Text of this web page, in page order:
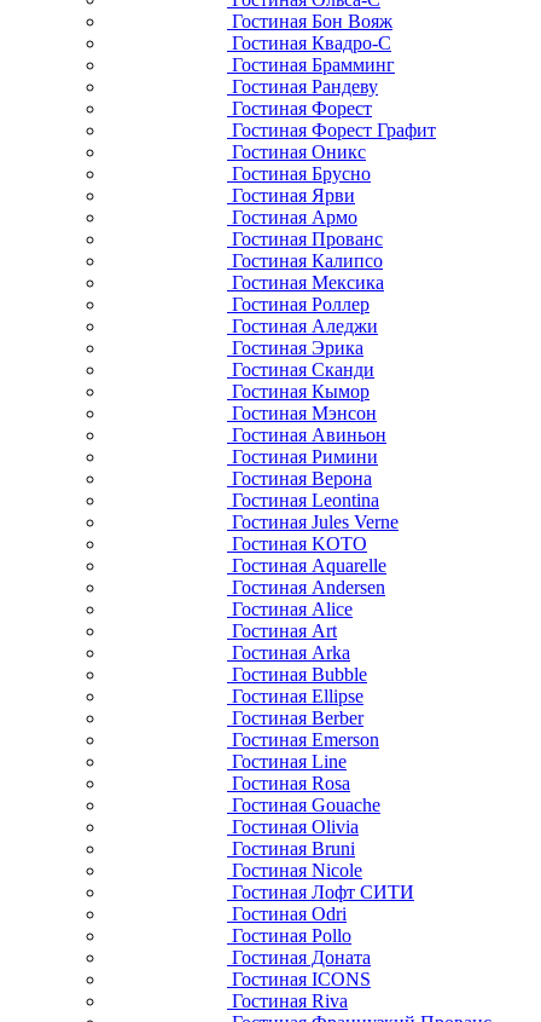
Гостиная Бон Вояж
Гостиная Квадро-С
Гостиная Брамминг
Гостиная Рандеву
Гостиная Форест
Гостиная Форест Графит
Гостиная Оникс
Гостиная Брусно
Гостиная Ярви
Гостиная Армо
Гостиная Прованс
Гостиная Калипсо
Гостиная Мексика
Гостиная Роллер
Гостиная Аледжи
Гостиная Эрика
Гостиная Сканди
Гостиная Кымор
Гостиная Мэнсон
Гостиная Авиньон
Гостиная Римини
Гостиная Верона
Гостиная Leontina
Гостиная Jules Verne
Гостиная KOTO
Гостиная Aquarelle
Гостиная Andersen
Гостиная Alice
Гостиная Art
Гостиная Arka
Гостиная Bubble
Гостиная Ellipse
Гостиная Berber
Гостиная Emerson
Гостиная Line
Гостиная Rosa
Гостиная Gouache
Гостиная Olivia
Гостиная Bruni
Гостиная Nicole
Гостиная Лофт СИТИ
Гостиная Odri
Гостиная Pollo
Гостиная Доната
Гостиная ICONS
Гостиная Riva